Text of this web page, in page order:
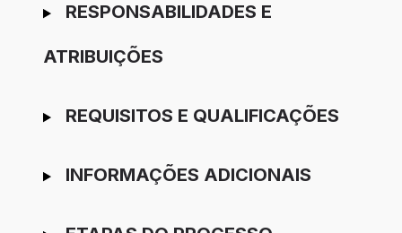
RESPONSABILIDADES E
ATRIBUIÇÕES
REQUISITOS E QUALIFICAÇÕES
INFORMAÇÕES ADICIONAIS